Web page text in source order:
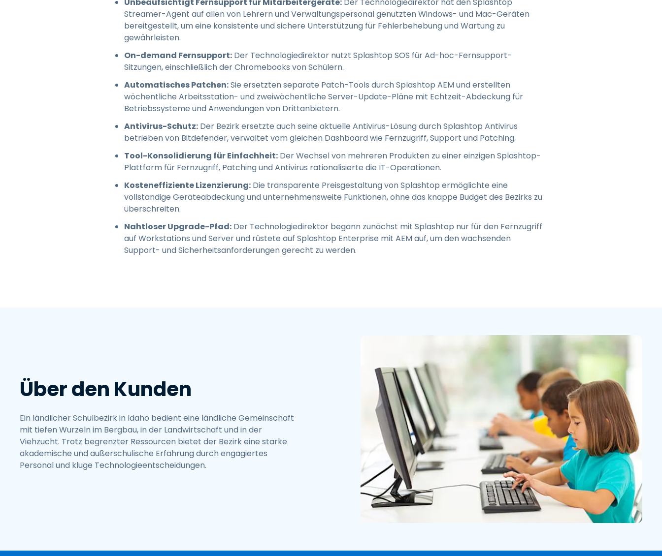
Streamer-Agent auf allen von Lehrern und Verwaltungspersonal genutzten Windows- und Mac-Geräten
bereitgestellt, um eine konsistente und sichere Unterstützung für Fehlerbehebung und Wartung zu
gewährleisten.
On-demand Fernsupport: Der Technologiedirektor nutzt Splashtop SOS für Ad-hoc-Fernsupport-
Sitzungen, einschließlich der Chromebooks von Schülern.
Automatisches Patchen:Sie ersetzten separate Patch-Tools durch Splashtop AEM und erstellten
wöchentliche Arbeitsstation- und zweiwöchentliche Server-Update-Pläne mit Echtzeit-Abdeckung für
Betriebssysteme und Anwendungen von Drittanbietern.
Antivirus-Schutz: Der Bezirk ersetzte auch seine aktuelle Antivirus-Lösung durch Splashtop Antivirus
betrieben von Bitdefender, verwaltet vom gleichen Dashboard wie Fernzugriff, Support und Patching.
Tool-Konsolidierung für Einfachheit: Der Wechsel von mehreren Produkten zu einer einzigen Splashtop-
Plattform für Fernzugriff, Patching und Antivirus rationalisierte die IT-Operationen.
Kosteneffiziente Lizenzierung: Die transparente Preisgestaltung von Splashtop ermöglichte eine
vollständige Geräteabdeckung und unternehmensweite Funktionen, ohne das knappe Budget des Bezirks zu
überschreiten.
Nahtloser Upgrade-Pfad: Der Technologiedirektor begann zunächst mit Splashtop nur für den Fernzugriff
auf Workstations und Server und rüstete auf Splashtop Enterprise mit AEM auf, um den wachsenden
Support- und Sicherheitsanforderungen gerecht zu werden.
Über den Kunden
Ein ländlicher Schulbezirk in Idaho bedient eine ländliche Gemeinschaft
mit tiefen Wurzeln im Bergbau, in der Landwirtschaft und in der
Viehzucht. Trotz begrenzter Ressourcen bietet der Bezirk eine starke
akademische und außerschulische Erfahrung durch engagiertes
Personal und kluge Technologieentscheidungen.